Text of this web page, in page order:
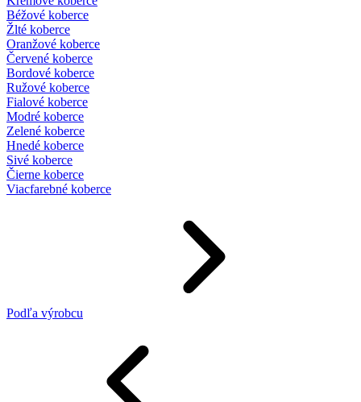
Béžové koberce
Žlté koberce
Oranžové koberce
Červené koberce
Bordové koberce
Ružové koberce
Fialové koberce
Modré koberce
Zelené koberce
Hnedé koberce
Sivé koberce
Čierne koberce
Viacfarebné koberce
Podľa výrobcu